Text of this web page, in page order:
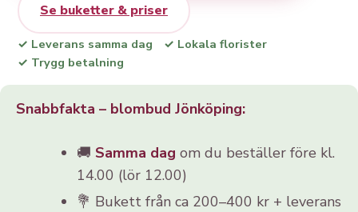
Se buketter & priser
✓ Leverans samma dag
✓ Lokala florister
✓ Trygg betalning
Snabbfakta – blombud Jönköping:
🚚 Samma dag om du beställer före kl.
14.00 (lör 12.00)
💐 Bukett från ca 200–400 kr + leverans